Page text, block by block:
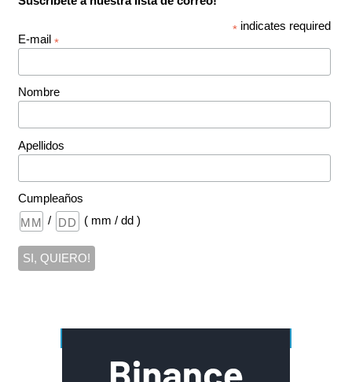
* indicates required
E-mail *
Nombre
Apellidos
Cumpleaños
/
( mm / dd )